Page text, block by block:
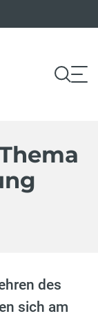
des
sich am